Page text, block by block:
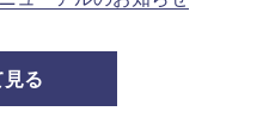
見る